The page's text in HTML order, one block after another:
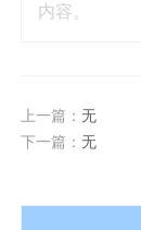
内容。
上一篇：无
下一篇：无